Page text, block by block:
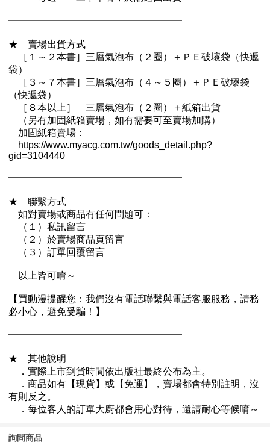
詢問商品